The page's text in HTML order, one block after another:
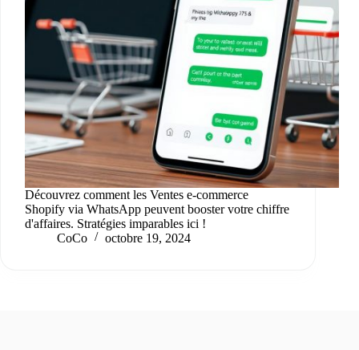
Découvrez comment les Ventes e-commerce
Shopify via WhatsApp peuvent booster votre chiffre
d'affaires. Stratégies imparables ici !
CoCo
octobre 19, 2024